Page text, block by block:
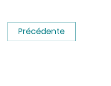
Précédente